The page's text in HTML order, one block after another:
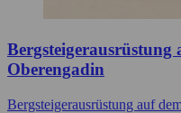
Bergsteigerausrüstung
Oberengadin
Bergsteigerausrüstung auf